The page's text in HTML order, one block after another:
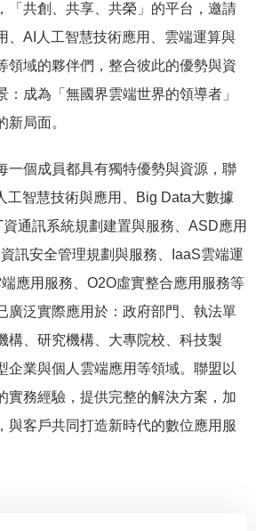
「共創、共享、共榮」的平台，邀請
、AI人工智慧技術應用、雲端運算與
領域的夥伴們，整合彼此的優勢與資
：成為「無國界雲端世界的領導者」
新局面。
一個成員都具有獨特優勢與資源，聯
工智慧技術與應用、Big Data大數據
通訊系統規劃建置與服務、ASD應用
訊安全管理規劃與服務、IaaS雲端運
應用服務、O2O虛實整合應用服務等
廣泛實際應用於：政府部門、執法單
構、研究機構、大專院校、科技製
企業與個人雲端應用等領域。聯盟以
實務經驗，提供完整的解決方案，加
與客戶共同打造新時代的數位應用服